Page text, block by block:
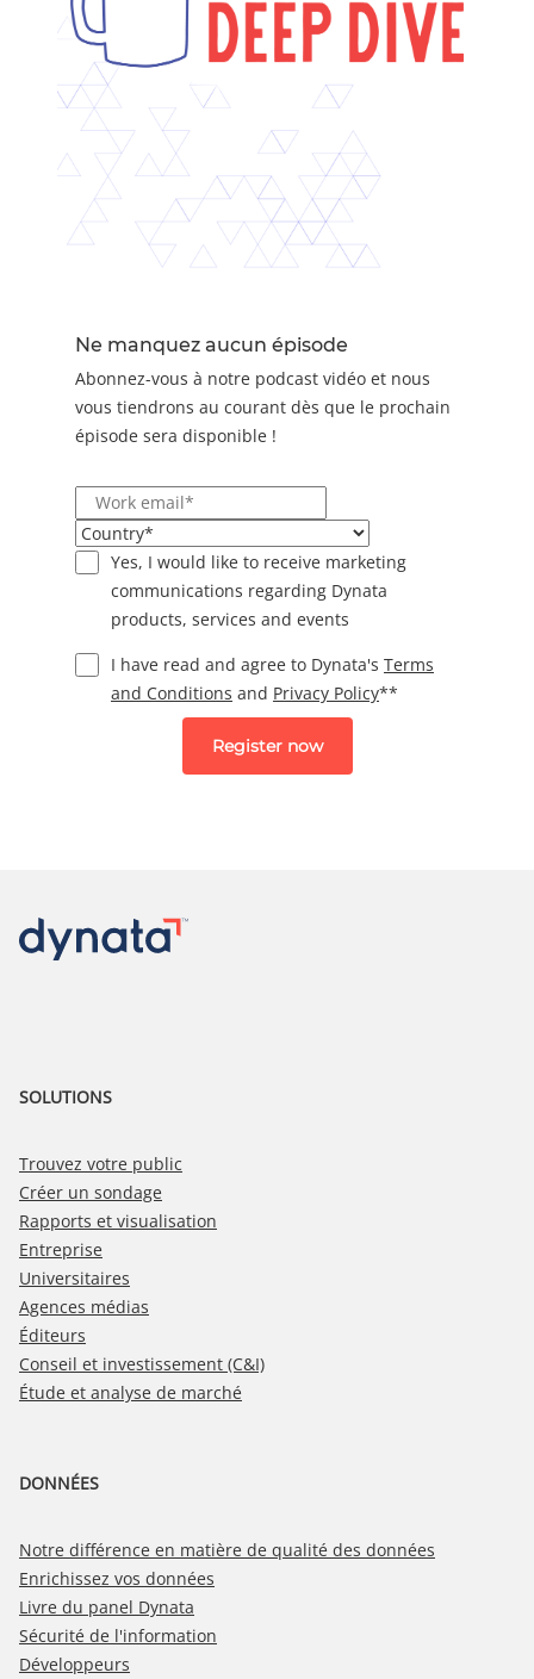
Ne manquez aucun épisode
Abonnez-vous à notre podcast vidéo et nous
vous tiendrons au courant dès que le prochain
épisode sera disponible !
Yes, I would like to receive marketing
communications regarding Dynata
products, services and events
I have read and agree to Dynata's Terms
and Conditions and Privacy Policy**
SOLUTIONS
Trouvez votre public
Créer un sondage
Rapports et visualisation
Entreprise
Universitaires
Agences médias
Éditeurs
Conseil et investissement (C&I)
Étude et analyse de marché
DONNÉES
Notre différence en matière de qualité des données
Enrichissez vos données
Livre du panel Dynata
Sécurité de l'information
Développeurs